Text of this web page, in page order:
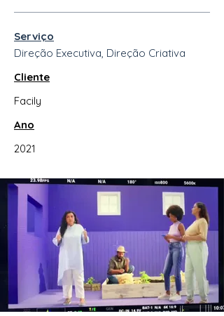
Serviço
Direção Executiva, Direção Criativa
Cliente
Facily
Ano
2021